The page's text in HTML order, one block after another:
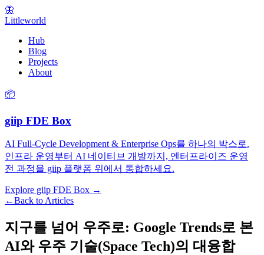
🦋
Littleworld
Hub
Blog
Projects
About
📦
giip FDE Box
AI Full-Cycle Development & Enterprise Ops를 하나의 박스로.
인프라 운영부터 AI 네이티브 개발까지, 엔터프라이즈 운영
전 과정을 giip 플랫폼 위에서 통합하세요.
Explore giip FDE Box →
←Back to Articles
지구를 넘어 우주로: Google Trends로 본
AI와 우주 기술(Space Tech)의 대융합